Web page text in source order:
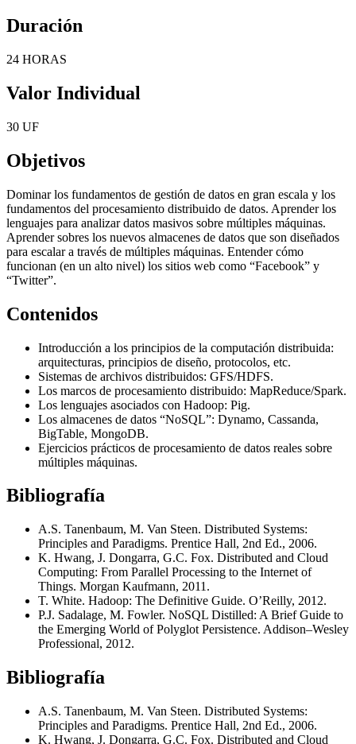
Duración
24 HORAS
Valor Individual
30 UF
Objetivos
Dominar los fundamentos de gestión de datos en gran escala y los
fundamentos del procesamiento distribuido de datos. Aprender los
lenguajes para analizar datos masivos sobre múltiples máquinas.
Aprender sobres los nuevos almacenes de datos que son diseñados
para escalar a través de múltiples máquinas. Entender cómo
funcionan (en un alto nivel) los sitios web como “Facebook” y
“Twitter”.
Contenidos
Introducción a los principios de la computación distribuida:
arquitecturas, principios de diseño, protocolos, etc.
Sistemas de archivos distribuidos: GFS/HDFS.
Los marcos de procesamiento distribuido: MapReduce/Spark.
Los lenguajes asociados con Hadoop: Pig.
Los almacenes de datos “NoSQL”: Dynamo, Cassanda,
BigTable, MongoDB.
Ejercicios prácticos de procesamiento de datos reales sobre
múltiples máquinas.
Bibliografía
A.S. Tanenbaum, M. Van Steen. Distributed Systems:
Principles and Paradigms. Prentice Hall, 2nd Ed., 2006.
K. Hwang, J. Dongarra, G.C. Fox. Distributed and Cloud
Computing: From Parallel Processing to the Internet of
Things. Morgan Kaufmann, 2011.
T. White. Hadoop: The Definitive Guide. O’Reilly, 2012.
P.J. Sadalage, M. Fowler. NoSQL Distilled: A Brief Guide to
the Emerging World of Polyglot Persistence. Addison–Wesley
Professional, 2012.
Bibliografía
A.S. Tanenbaum, M. Van Steen. Distributed Systems:
Principles and Paradigms. Prentice Hall, 2nd Ed., 2006.
K. Hwang, J. Dongarra, G.C. Fox. Distributed and Cloud